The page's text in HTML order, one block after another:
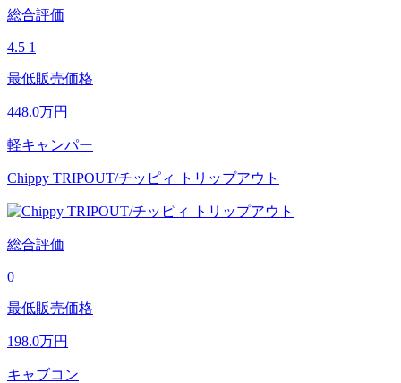
総合評価
4.5 1
最低販売価格
448.0万円
軽キャンパー
Chippy TRIPOUT/チッピィ トリップアウト
総合評価
0
最低販売価格
198.0万円
キャブコン